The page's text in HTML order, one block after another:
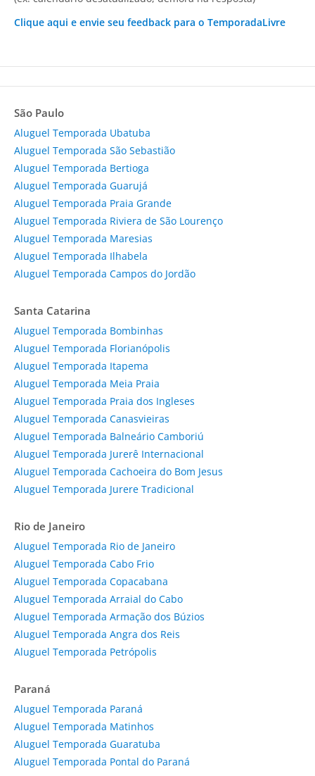
Clique aqui e envie seu feedback para o TemporadaLivre
São Paulo
Aluguel Temporada Ubatuba
Aluguel Temporada São Sebastião
Aluguel Temporada Bertioga
Aluguel Temporada Guarujá
Aluguel Temporada Praia Grande
Aluguel Temporada Riviera de São Lourenço
Aluguel Temporada Maresias
Aluguel Temporada Ilhabela
Aluguel Temporada Campos do Jordão
Santa Catarina
Aluguel Temporada Bombinhas
Aluguel Temporada Florianópolis
Aluguel Temporada Itapema
Aluguel Temporada Meia Praia
Aluguel Temporada Praia dos Ingleses
Aluguel Temporada Canasvieiras
Aluguel Temporada Balneário Camboriú
Aluguel Temporada Jurerê Internacional
Aluguel Temporada Cachoeira do Bom Jesus
Aluguel Temporada Jurere Tradicional
Rio de Janeiro
Aluguel Temporada Rio de Janeiro
Aluguel Temporada Cabo Frio
Aluguel Temporada Copacabana
Aluguel Temporada Arraial do Cabo
Aluguel Temporada Armação dos Búzios
Aluguel Temporada Angra dos Reis
Aluguel Temporada Petrópolis
Paraná
Aluguel Temporada Paraná
Aluguel Temporada Matinhos
Aluguel Temporada Guaratuba
Aluguel Temporada Pontal do Paraná